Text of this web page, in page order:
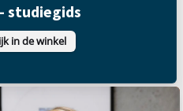
studiegids
in de winkel